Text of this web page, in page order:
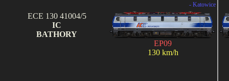
ECE 130 41004/5
IC
BATHORY
- Katowice
EP09
130 km/h